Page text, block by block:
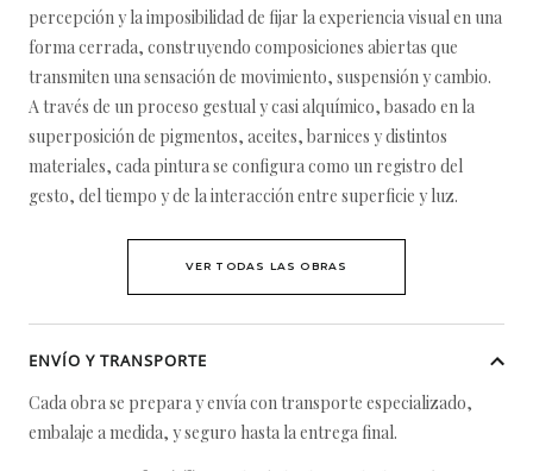
percepción y la imposibilidad de fijar la experiencia visual en una
forma cerrada, construyendo composiciones abiertas que
transmiten una sensación de movimiento, suspensión y cambio.
A través de un proceso gestual y casi alquímico, basado en la
superposición de pigmentos, aceites, barnices y distintos
materiales, cada pintura se configura como un registro del
gesto, del tiempo y de la interacción entre superficie y luz.
VER TODAS LAS OBRAS
ENVÍO Y TRANSPORTE
Cada obra se prepara y envía con transporte especializado,
embalaje a medida, y seguro hasta la entrega final.